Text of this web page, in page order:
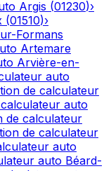
Argis (01230)›
(01510)›
Formans
Artemare
Arvière-en-
auto
de calculateur
auto
de calculateur
de calculateur
auto
auto Béard-